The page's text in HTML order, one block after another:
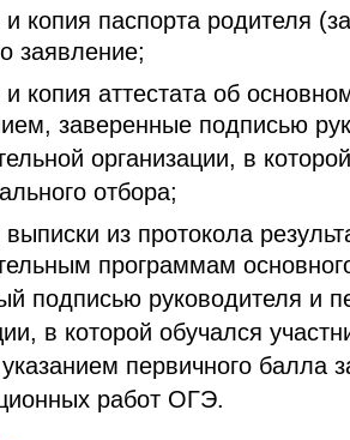
копия паспорта родителя
заявление;
копия аттестата об
заверенные подписью
организации, в
отбора;
из протокола
программам
подписью руководителя и
в которой обучался
первичного балла
работ ОГЭ.